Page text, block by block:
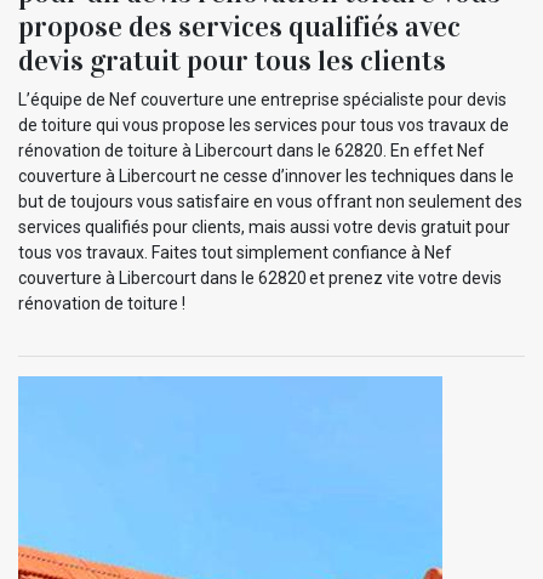
propose des services qualifiés avec
devis gratuit pour tous les clients
L’équipe de Nef couverture une entreprise spécialiste pour devis
de toiture qui vous propose les services pour tous vos travaux de
rénovation de toiture à Libercourt dans le 62820. En effet Nef
couverture à Libercourt ne cesse d’innover les techniques dans le
but de toujours vous satisfaire en vous offrant non seulement des
services qualifiés pour clients, mais aussi votre devis gratuit pour
tous vos travaux. Faites tout simplement confiance à Nef
couverture à Libercourt dans le 62820 et prenez vite votre devis
rénovation de toiture !